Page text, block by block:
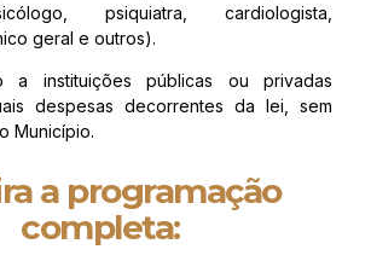
psiquiatra, cardiologista,
geral e outros).
a instituições públicas ou privadas
despesas decorrentes da lei, sem
Município.
a programação
completa: